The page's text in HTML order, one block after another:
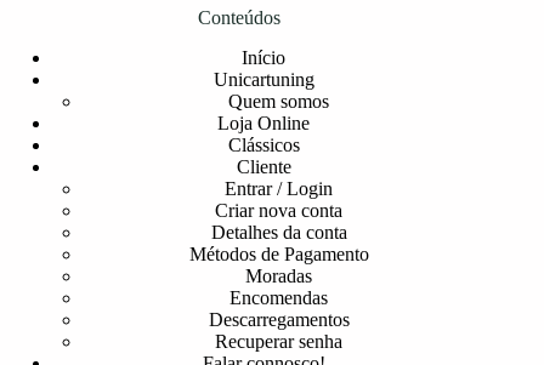
Conteúdos
Início
Unicartuning
Quem somos
Loja Online
Clássicos
Cliente
Entrar / Login
Criar nova conta
Detalhes da conta
Métodos de Pagamento
Moradas
Encomendas
Descarregamentos
Recuperar senha